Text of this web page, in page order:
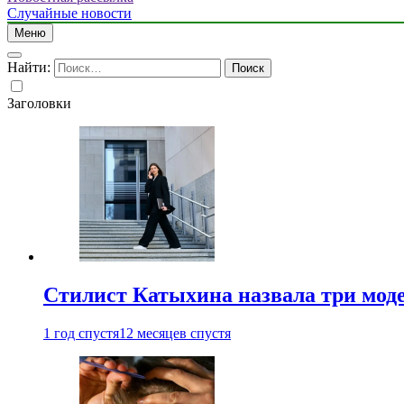
Случайные новости
Меню
Найти:
Заголовки
Стилист Катыхина назвала три
1 год спустя12 месяцев спустя